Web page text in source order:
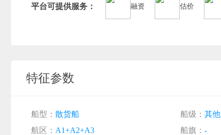
平台可提供服务： 融资 估价
特征参数
船型： 散货船 船级： 其他
航区： A1+A2+A3 船旗： -